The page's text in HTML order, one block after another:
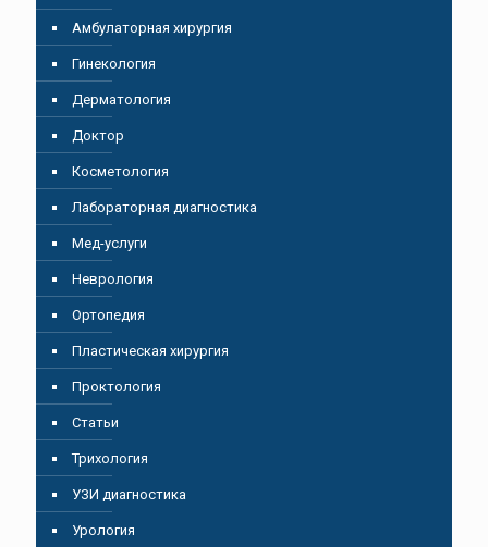
Амбулаторная хирургия
Гинекология
Дерматология
Доктор
Косметология
Лабораторная диагностика
Мед-услуги
Неврология
Ортопедия
Пластическая хирургия
Проктология
Статьи
Трихология
УЗИ диагностика
Урология